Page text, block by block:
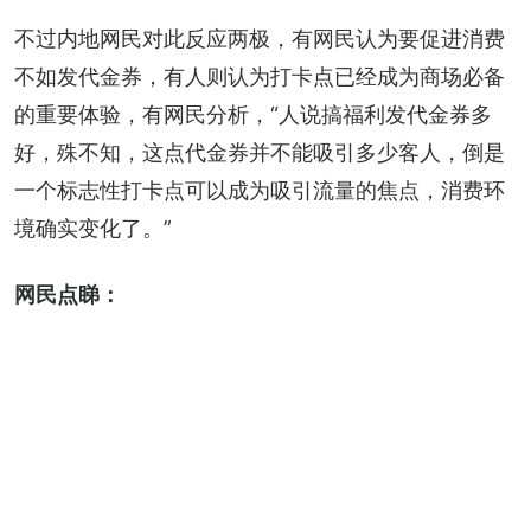
不过内地网民对此反应两极，有网民认为要促进消费
不如发代金券，有人则认为打卡点已经成为商场必备
的重要体验，有网民分析，“人说搞福利发代金券多
好，殊不知，这点代金券并不能吸引多少客人，倒是
一个标志性打卡点可以成为吸引流量的焦点，消费环
境确实变化了。”
网民点睇：